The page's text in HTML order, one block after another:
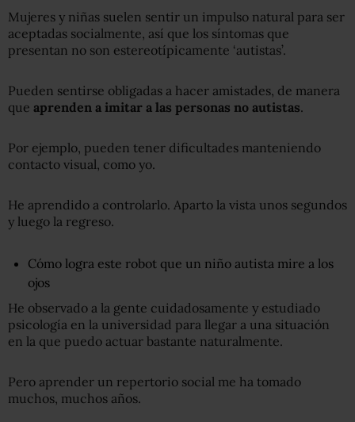
Mujeres y niñas suelen sentir un impulso natural para ser
aceptadas socialmente, así que los síntomas que
presentan no son estereotípicamente ‘autistas’.
Pueden sentirse obligadas a hacer amistades, de manera
que aprenden a imitar a las personas no autistas.
Por ejemplo, pueden tener dificultades manteniendo
contacto visual, como yo.
He aprendido a controlarlo. Aparto la vista unos segundos
y luego la regreso.
Cómo logra este robot que un niño autista mire a los
ojos
He observado a la gente cuidadosamente y estudiado
psicología en la universidad para llegar a una situación
en la que puedo actuar bastante naturalmente.
Pero aprender un repertorio social me ha tomado
muchos, muchos años.